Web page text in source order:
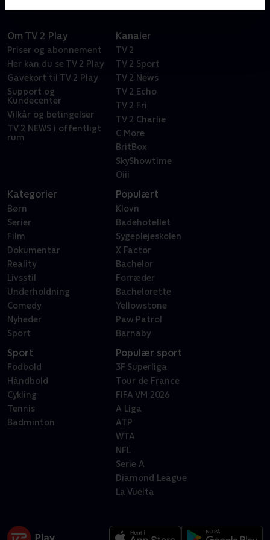
Om TV 2 Play
Priser og abonnement
Her kan du se TV 2 Play
Gavekort til TV 2 Play
Support og
Kundecenter
Vilkår og betingelser
TV 2 NEWS i offentligt
rum
Kanaler
TV 2
TV 2 Sport
TV 2 News
TV 2 Echo
TV 2 Fri
TV 2 Charlie
C More
BritBox
SkyShowtime
Oiii
Kategorier
Børn
Serier
Film
Dokumentar
Reality
Livsstil
Underholdning
Comedy
Nyheder
Sport
Populært
Klovn
Badehotellet
Sygeplejeskolen
X Factor
Bachelor
Forræder
Bachelorette
Yellowstone
Paw Patrol
Barnaby
Sport
Fodbold
Håndbold
Cykling
Tennis
Badminton
Populær sport
3F Superliga
Tour de France
FIFA VM 2026
A Liga
ATP
WTA
NFL
Serie A
Diamond League
La Vuelta